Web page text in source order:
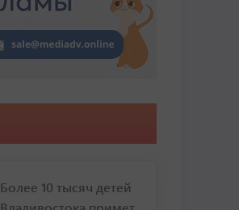
Более 10 тысяч детей